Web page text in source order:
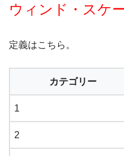
ウィンド・スケ
定義はこちら。
カテゴリー
1
2